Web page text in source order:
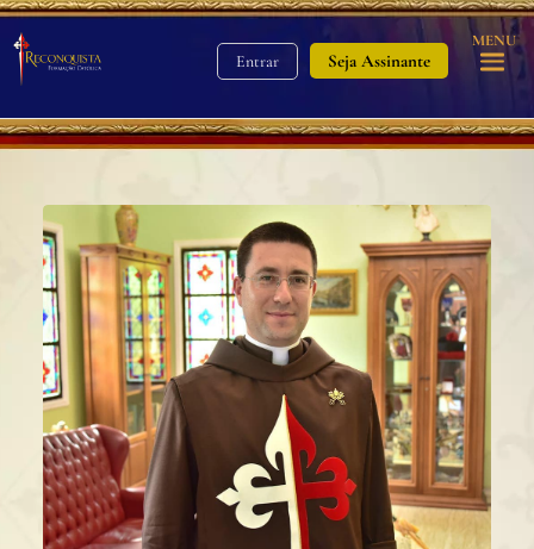
Entrar Seja Assinante
MENU